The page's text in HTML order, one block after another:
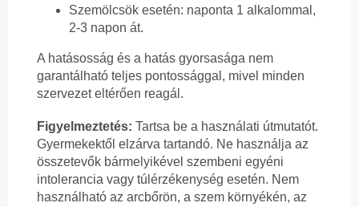
Szemölcsök esetén: naponta 1 alkalommal,
2-3 napon át.
A hatásosság és a hatás gyorsasága nem
garantálható teljes pontossággal, mivel minden
szervezet eltérően reagál.
Figyelmeztetés: Tartsa be a használati útmutatót.
Gyermekektől elzárva tartandó. Ne használja az
összetevők bármelyikével szembeni egyéni
intolerancia vagy túlérzékenység esetén. Nem
használható az arcbőrön, a szem környékén, az